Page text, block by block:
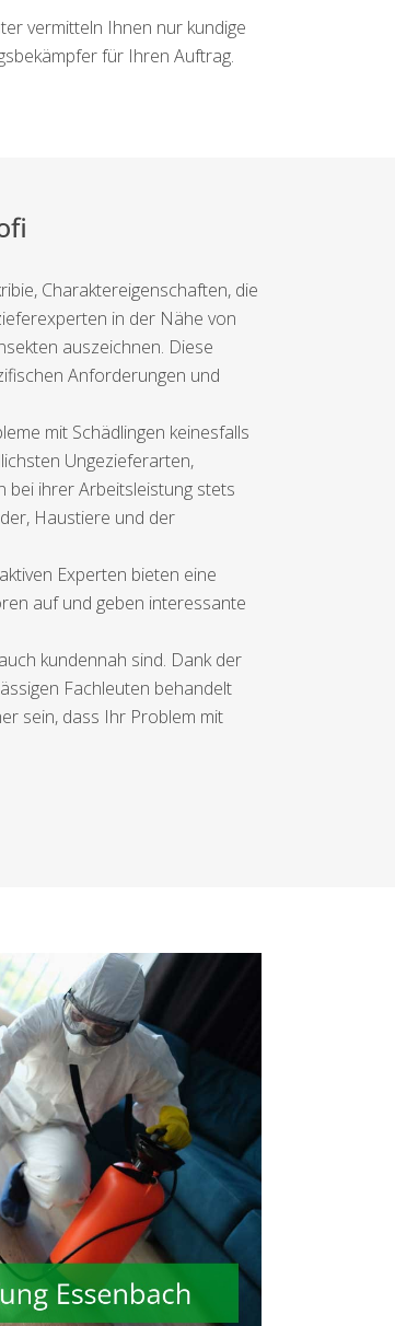
vermitteln Ihnen nur kundige
für Ihren Auftrag.
Charaktereigenschaften, die
in der Nähe von
auszeichnen. Diese
Anforderungen und
mit Schädlingen keinesfalls
Ungezieferarten,
bei ihrer Arbeitsleistung stets
Haustiere und der
Experten bieten eine
auf und geben interessante
kundennah sind. Dank der
Fachleuten behandelt
sein, dass Ihr Problem mit